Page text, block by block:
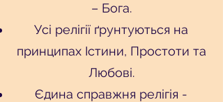
– Бога.
Усі релігії ґрунтуються на
принципах Істини, Простоти та
Любові.
Єдина справжня релігія -